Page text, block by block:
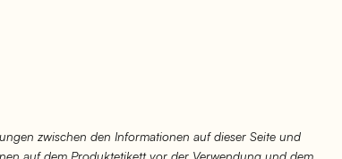
zwischen den Informationen auf dieser Seite und
auf dem Produktetikett vor der Verwendung und dem